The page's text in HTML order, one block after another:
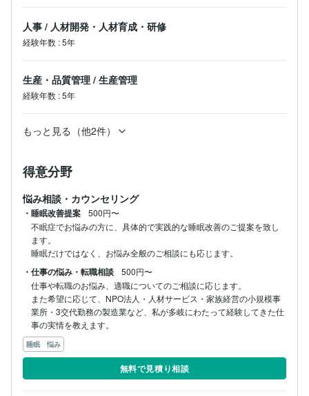
人事 / 人材開発・人材育成・研修
経験年数 :5年
生産・品質管理 / 生産管理
経験年数 :5年
もっと見る（他2件）
得意分野
悩み相談・カウンセリング
・睡眠改善提案
500円〜
不眠症でお悩みの方に、具体的で実践的な睡眠改善のご提案を致し
ます。
睡眠だけではなく、お悩み全般のご相談にも応じます。
・仕事の悩み・転職相談
500円〜
仕事や転職のお悩み、適職についてのご相談に応じます。
また希望に応じて、NPO法人・人材サービス・家族経営の小規模事
業所・3交代勤務の製造業など、私が多岐にわたって経験してきた仕
事の実情を教えます。
睡眠 悩み
無料で見積り相談